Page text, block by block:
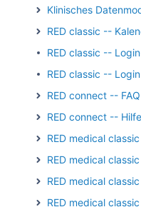
Klinisches
RED classic --
RED classic --
RED classic --
RED connect -- FAQ
RED connect -- Hilfe
RED medical
RED medical
RED medical classic
RED medical